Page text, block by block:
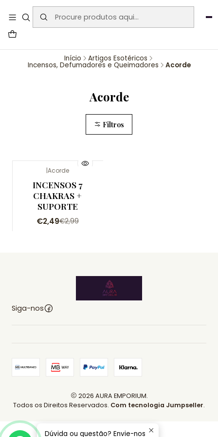
User-agent: * Allow: / Sitemap:
https://www.auraemporium.pt/sitemap.xml
Início Artigos Esotéricos
Incensos, Defumadores e Queimadores Acorde
Acorde
Filtros
-17%
|Acorde
INCENSOS 7
CHAKRAS +
SUPORTE
€2,49€2,99
Siga-nos
2026 AURA EMPORIUM.
Todos os Direitos Reservados. Com tecnologia Jumpseller.
Dúvida ou questão? Envie-nos